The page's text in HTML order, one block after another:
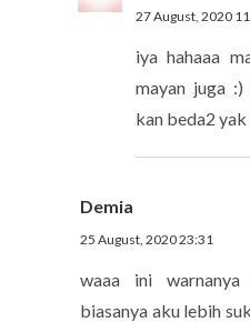
27 August, 2020
iya hahaaa
mayan juga
kan beda2 yak
Demia
25 August, 2020 23:31
waaa ini
biasanya aku lebih